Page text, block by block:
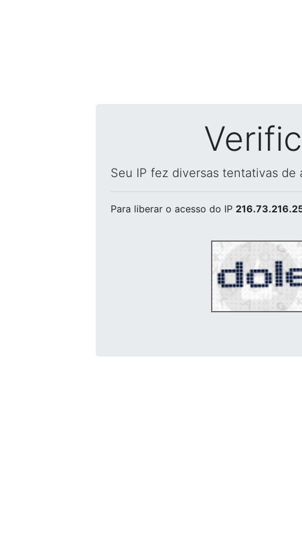
Seu IP fez diversas tentativas
Para liberar o acesso do IP